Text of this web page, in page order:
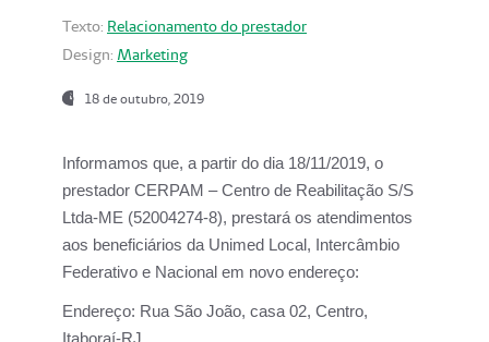
Texto: Relacionamento do prestador
Design: Marketing
18 de outubro, 2019
Informamos que, a partir do dia 18/11/2019, o
prestador CERPAM – Centro de Reabilitação S/S
Ltda-ME (52004274-8), prestará os atendimentos
aos beneficiários da Unimed Local, Intercâmbio
Federativo e Nacional em novo endereço:
Endereço: Rua São João, casa 02, Centro,